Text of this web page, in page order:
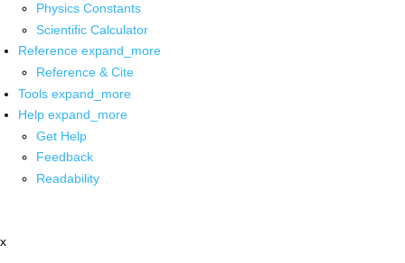
Physics Constants
Scientific Calculator
Reference expand_more
Reference & Cite
Tools expand_more
Help expand_more
Get Help
Feedback
Readability
x